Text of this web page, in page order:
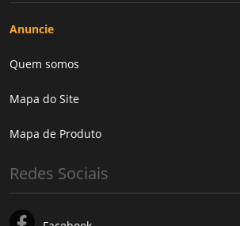
Anuncie
Quem somos
Mapa do Site
Mapa de Produto
Redes Sociais